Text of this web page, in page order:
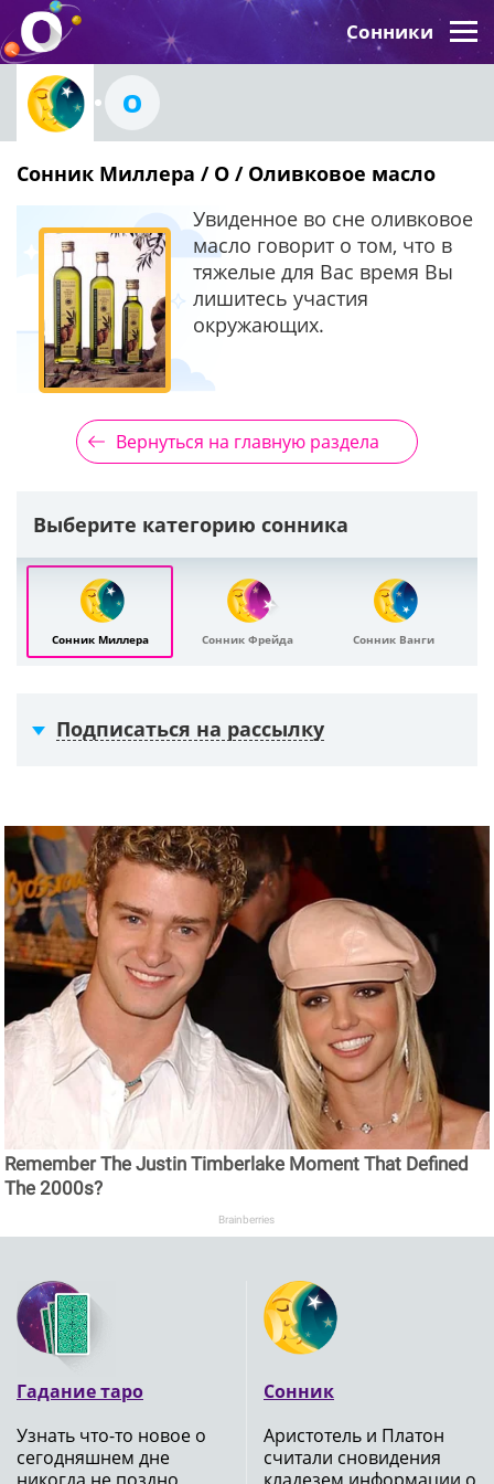
Сонники
О
Сонник Миллера / О / Оливковое масло
Увиденное во сне оливковое
масло говорит о том, что в
тяжелые для Вас время Вы
лишитесь участия
окружающих.
Вернуться на главную раздела
Выберите категорию сонника
Сонник Миллера Сонник Фрейда Сонник Ванги
Подписаться на рассылку
Remember The Justin Timberlake Moment That Defined
The 2000s?
Brainberries
Гадание таро
Узнать что-то новое о
сегодняшнем дне
Сонник
Аристотель и Платон
считали сновидения